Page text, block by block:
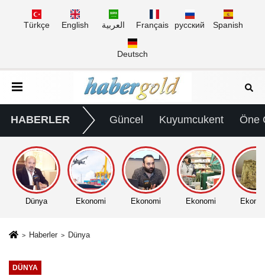
Türkçe English العربية Français русский Spanish
Deutsch
HABERLER Güncel Kuyumcukent Öne
Dünya Ekonomi Ekonomi Ekonomi
Haberler Dünya
DÜNYA